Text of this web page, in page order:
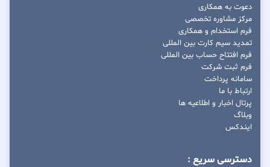
دعوت به همکاری
مرکز مشاوره تخصصی
فرم استخدام و همکاری
تمدید سیم کارت بین المللی
فرم افتتاح حساب بین المللی
فرم ثبت شرکت
سامانه پرداخت
ارتباط با ما
پرتال اخبار و اطلاعیه ها
وبلاگ
ایندکس
دسترسی سریع :